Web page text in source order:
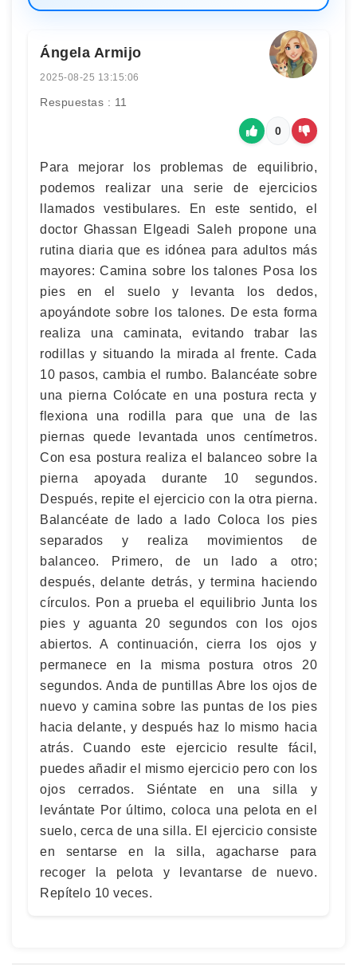
Ángela Armijo
2025-08-25 13:15:06
Respuestas : 11
0
Para mejorar los problemas de equilibrio,
podemos realizar una serie de ejercicios
llamados vestibulares. En este sentido, el
doctor Ghassan Elgeadi Saleh propone una
rutina diaria que es idónea para adultos más
mayores: Camina sobre los talones Posa los
pies en el suelo y levanta los dedos,
apoyándote sobre los talones. De esta forma
realiza una caminata, evitando trabar las
rodillas y situando la mirada al frente. Cada
10 pasos, cambia el rumbo. Balancéate sobre
una pierna Colócate en una postura recta y
flexiona una rodilla para que una de las
piernas quede levantada unos centímetros.
Con esa postura realiza el balanceo sobre la
pierna apoyada durante 10 segundos.
Después, repite el ejercicio con la otra pierna.
Balancéate de lado a lado Coloca los pies
separados y realiza movimientos de
balanceo. Primero, de un lado a otro;
después, delante detrás, y termina haciendo
círculos. Pon a prueba el equilibrio Junta los
pies y aguanta 20 segundos con los ojos
abiertos. A continuación, cierra los ojos y
permanece en la misma postura otros 20
segundos. Anda de puntillas Abre los ojos de
nuevo y camina sobre las puntas de los pies
hacia delante, y después haz lo mismo hacia
atrás. Cuando este ejercicio resulte fácil,
puedes añadir el mismo ejercicio pero con los
ojos cerrados. Siéntate en una silla y
levántate Por último, coloca una pelota en el
suelo, cerca de una silla. El ejercicio consiste
en sentarse en la silla, agacharse para
recoger la pelota y levantarse de nuevo.
Repítelo 10 veces.